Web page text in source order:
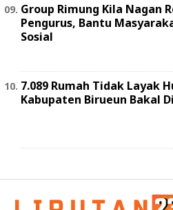
Group Rimung Kila Nagan
Pengurus, Bantu
Sosial
7.089 Rumah Tidak Layak
Kabupaten Birueun Bakal